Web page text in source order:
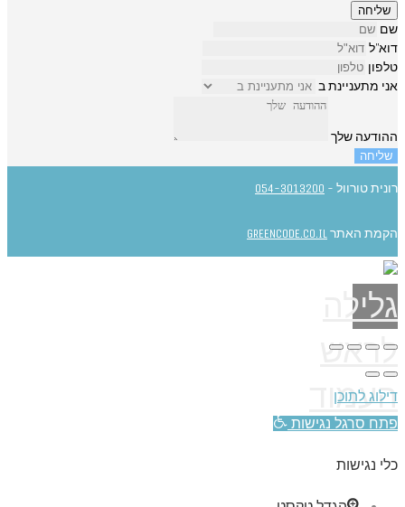
שליחה
שם
דוא"ל
טלפון
אני מתעניינת ב
ההודעה שלך
שליחה
רונית טורוול - 054-3013200
הקמת האתרGREENCODE.CO.IL
גלילה
לראש
העמוד
דילוג לתוכן
פתח סרגל נגישות
כלי נגישות